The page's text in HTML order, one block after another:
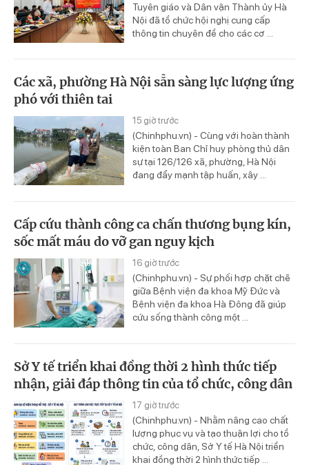
Tuyên giáo và Dân vận Thành ủy Hà
Nội đã tổ chức hội nghị cung cấp
thông tin chuyên đề cho các cơ ...
Các xã, phường Hà Nội sẵn sàng lực lượng ứng
phó với thiên tai
15 giờ trước
(Chinhphu.vn) - Cùng với hoàn thành
kiện toàn Ban Chỉ huy phòng thủ dân
sự tại 126/126 xã, phường, Hà Nội
đang đẩy mạnh tập huấn, xây ...
Cấp cứu thành công ca chấn thương bụng kín,
sốc mất máu do vỡ gan nguy kịch
16 giờ trước
(Chinhphu.vn) - Sự phối hợp chặt chẽ
giữa Bệnh viện đa khoa Mỹ Đức và
Bệnh viện đa khoa Hà Đông đã giúp
cứu sống thành công một ...
Sở Y tế triển khai đồng thời 2 hình thức tiếp
nhận, giải đáp thông tin của tổ chức, công dân
17 giờ trước
(Chinhphu.vn) - Nhằm nâng cao chất
lượng phục vụ và tạo thuận lợi cho tổ
chức, công dân, Sở Y tế Hà Nội triển
khai đồng thời 2 hình thức tiếp ...